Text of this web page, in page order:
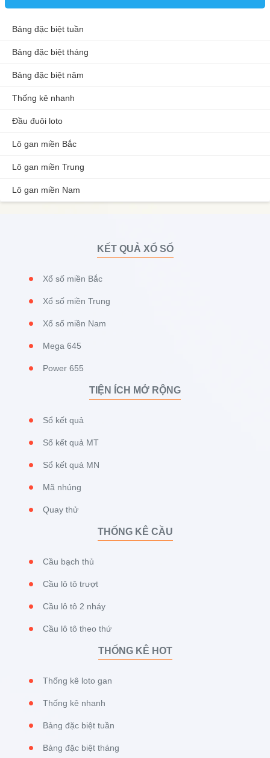
Bảng đặc biệt tuần
Bảng đặc biệt tháng
Bảng đặc biệt năm
Thống kê nhanh
Đầu đuôi loto
Lô gan miền Bắc
Lô gan miền Trung
Lô gan miền Nam
KẾT QUẢ XỔ SỐ
Xổ số miền Bắc
Xổ số miền Trung
Xổ số miền Nam
Mega 645
Power 655
TIỆN ÍCH MỞ RỘNG
Sổ kết quả
Sổ kết quả MT
Sổ kết quả MN
Mã nhúng
Quay thử
THỐNG KÊ CẦU
Cầu bạch thủ
Cầu lô tô trượt
Cầu lô tô 2 nháy
Cầu lô tô theo thứ
THỐNG KÊ HOT
Thống kê loto gan
Thống kê nhanh
Bảng đặc biệt tuần
Bảng đặc biệt tháng